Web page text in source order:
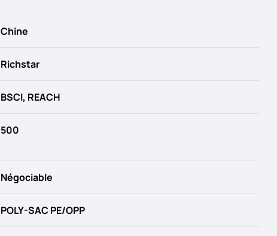
Chine
Richstar
BSCI, REACH
500
Négociable
POLY-SAC PE/OPP